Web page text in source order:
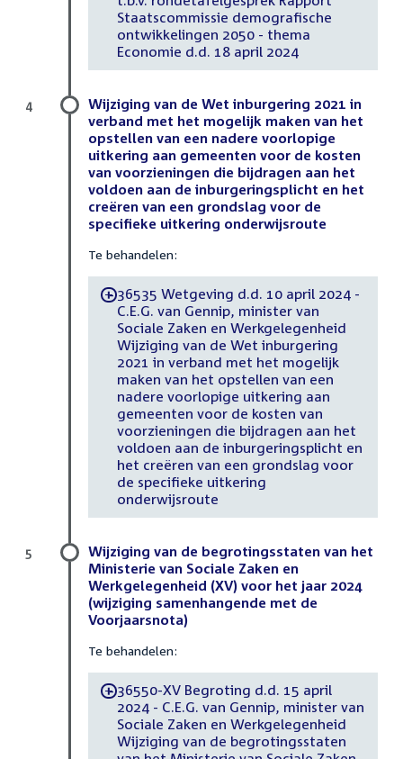
Staatscommissie demografische
ontwikkelingen 2050 - thema
Economie d.d. 18 april 2024
Wijziging van de Wet inburgering 2021 in
verband met het mogelijk maken van het
opstellen van een nadere voorlopige
uitkering aan gemeenten voor de kosten
van voorzieningen die bijdragen aan het
voldoen aan de inburgeringsplicht en het
creëren van een grondslag voor de
specifieke uitkering onderwijsroute
Te behandelen:
-36535 Wetgeving d.d. 10 april 2024 -
C.E.G. van Gennip, minister van
Sociale Zaken en Werkgelegenheid
Wijziging van de Wet inburgering
2021 in verband met het mogelijk
maken van het opstellen van een
nadere voorlopige uitkering aan
gemeenten voor de kosten van
voorzieningen die bijdragen aan het
voldoen aan de inburgeringsplicht en
het creëren van een grondslag voor
de specifieke uitkering
onderwijsroute
4
Wijziging van de begrotingsstaten van het
Ministerie van Sociale Zaken en
Werkgelegenheid (XV) voor het jaar 2024
(wijziging samenhangende met de
Voorjaarsnota)
Te behandelen:
-36550-XV Begroting d.d. 15 april
2024 - C.E.G. van Gennip, minister van
Sociale Zaken en Werkgelegenheid
Wijziging van de begrotingsstaten
5